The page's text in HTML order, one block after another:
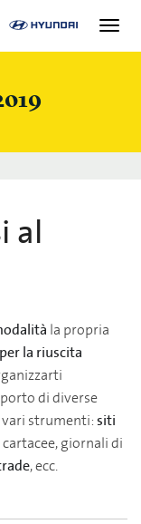
Toggle
al
la propria
la riuscita
di diverse
strumenti: siti
cartacee, giornali di
, ecc.